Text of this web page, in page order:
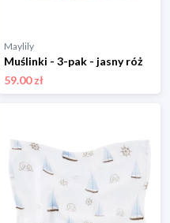
Maylily
Muślinki - 3-pak - jasny róż
59.00 zł